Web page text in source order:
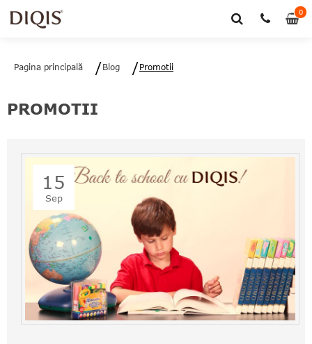
00
Pagina principală Blog Promotii
PROMOTII
15
Sep